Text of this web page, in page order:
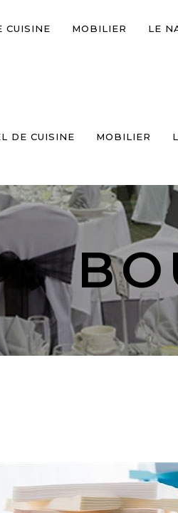
DE CUISINE MOBILIER
CUISINE MOBILIER LE